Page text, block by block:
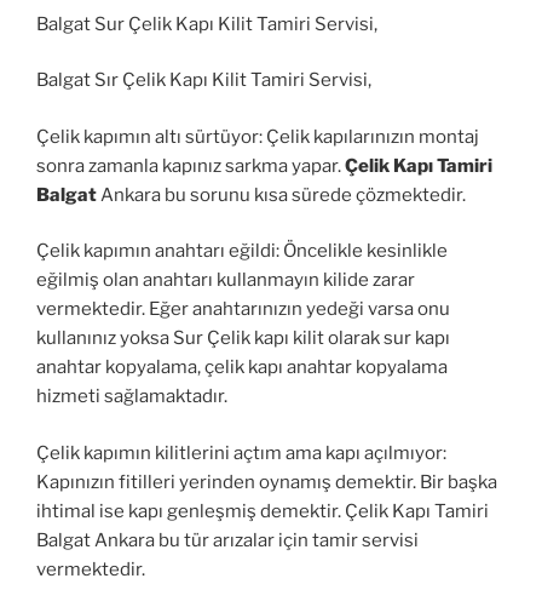
Balgat Sur Çelik Kapı Kilit Tamiri Servisi,
Balgat Sır Çelik Kapı Kilit Tamiri Servisi,
Çelik kapımın altı sürtüyor: Çelik kapılarınızın montaj
sonra zamanla kapınız sarkma yapar.Çelik Kapı Tamiri
Balgat Ankara bu sorunu kısa sürede çözmektedir.
Çelik kapımın anahtarı eğildi: Öncelikle kesinlikle
eğilmiş olan anahtarı kullanmayın kilide zarar
vermektedir. Eğer anahtarınızın yedeği varsa onu
kullanınız yoksa Sur Çelik kapı kilit olarak sur kapı
anahtar kopyalama, çelik kapı anahtar kopyalama
hizmeti sağlamaktadır.
Çelik kapımın kilitlerini açtım ama kapı açılmıyor:
Kapınızın fitilleri yerinden oynamış demektir. Bir başka
ihtimal ise kapı genleşmiş demektir. Çelik Kapı Tamiri
Balgat Ankara bu tür arızalar için tamir servisi
vermektedir.